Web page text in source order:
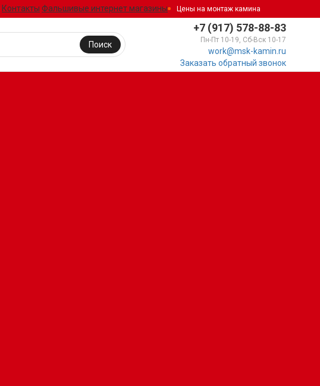
Контакты Фальшивые интернет магазины Цены на монтаж камина
+7 (917) 578-88-83
Пн-Пт 10-19, Сб-Вск 10-17
work@msk-kamin.ru
Заказать обратный звонок
Поиск